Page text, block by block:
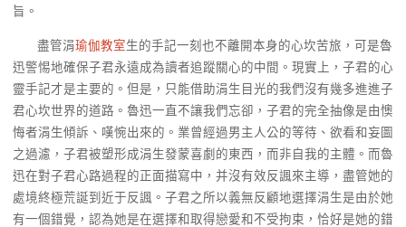
旨。
盡管涓瑜伽教室生的手記一刻也不離開本身的心坎苦旅，可是魯
迅警惕地確保子君永遠成為讀者追蹤關心的中間。現實上，子君的心
靈手記才是主要的。但是，只能借助涓生目光的我們沒有幾多進進子
君心坎世界的道路。魯迅一直不讓我們忘卻，子君的完全抽像是由懊
悔者涓生傾訴、嘆惋出來的。業曾經過男主人公的等待、欲看和妄圖
之過濾，子君被塑形成涓生發蒙喜劇的東西，而非自我的主體。而魯
迅在對子君心路過程的正面描寫中，并沒有效反諷來主導，盡管她的
處境終極荒誕到近于反諷。子君之所以義無反顧地選擇涓生是由於她
有一個錯覺，認為她是在選擇和取得戀愛和不受拘束，恰好是她的錯